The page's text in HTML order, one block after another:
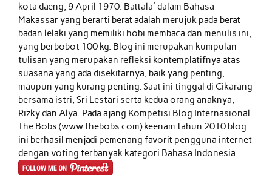
kota daeng, 9 April 1970. Battala' dalam Bahasa
Makassar yang berarti berat adalah merujuk pada berat
badan lelaki yang memiliki hobi membaca dan menulis ini,
yang berbobot 100 kg. Blog ini merupakan kumpulan
tulisan yang merupakan refleksi kontemplatifnya atas
suasana yang ada disekitarnya, baik yang penting,
maupun yang kurang penting. Saat ini tinggal di Cikarang
bersama istri, Sri Lestari serta kedua orang anaknya,
Rizky dan Alya. Pada ajang Kompetisi Blog Internasional
The Bobs (www.thebobs.com) keenam tahun 2010 blog
ini berhasil menjadi pemenang favorit pengguna internet
dengan voting terbanyak kategori Bahasa Indonesia.